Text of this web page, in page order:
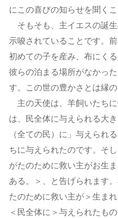
にこの喜びの知らせを聞くこ
そもそも、主イエスの誕
示唆されていることです。
初めての子を産み、布にく
彼らの泊まる場所がなかっ
す。この世の豊かさとは縁の
主の天使は、羊飼いたち
は、民全体に与えられる大
（全ての民）に」与えられ
ちに与えられたのです。そ
がたのために救い主がお生
ある。＞、と告げられます
たのために救い主が＞生ま
＜民全体に＞与えられたも